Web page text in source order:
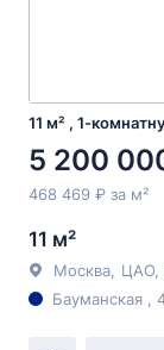
11 м² , 1-
5 200
468 469 ₽ за м²
11 м²
Москва ЦАО
Бауманская ,